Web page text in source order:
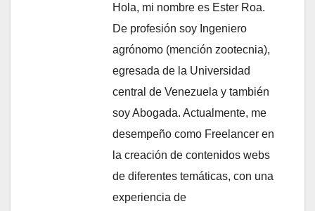
Hola, mi nombre es Ester Roa.
De profesión soy Ingeniero
agrónomo (mención zootecnia),
egresada de la Universidad
central de Venezuela y también
soy Abogada. Actualmente, me
desempeño como Freelancer en
la creación de contenidos webs
de diferentes temáticas, con una
experiencia de